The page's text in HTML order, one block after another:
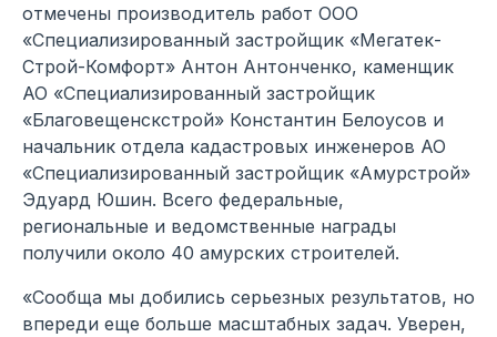
отмечены производитель работ ООО
«Специализированный застройщик «Мегатек-
Строй-Комфорт» Антон Антонченко, каменщик
АО «Специализированный застройщик
«Благовещенскстрой» Константин Белоусов и
начальник отдела кадастровых инженеров АО
«Специализированный застройщик «Амурстрой»
Эдуард Юшин. Всего федеральные,
региональные и ведомственные награды
получили около 40 амурских строителей.
«Сообща мы добились серьезных результатов, но
впереди еще больше масштабных задач. Уверен,